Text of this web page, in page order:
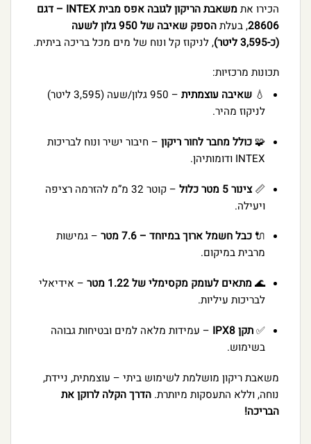
הכירו את
משאבת הריקון לגובה אפס מבית INTEX – דגם
28606, בעלת
הספק שאיבה של 950 גלון לשעה
(כ-3,595 ליטר)
, לניקוז קל ונוח של מים מכל בריכה ביתית.
תכונות מרכזיות:
💧 שאיבה עוצמתית
– 950 גלון/שעה (3,595 ליטר)
לניקוז מהיר.
🧩 כולל מחבר לחור ריקון– חיבור ישיר ונוח לבריכות
INTEX ודומותיהן.
📏צינור 5 מטר כלול
– קוטר 32 מ”מ להזרמה רציפה
ויעילה.
🔌 כבל חשמל ארוך במיוחד – 7.6 מטר
– גמישות
מרבית במיקום.
🌊מתאים לעומק מקסימלי של 1.22 מטר
– אידיאלי
לבריכות עיליות.
✅תקן IPX8
– עמידות מלאה למים ובטיחות גבוהה
בשימוש.
משאבת ריקון מושלמת לשימוש ביתי – עוצמתית, ניידת,
נוחה, וללא התעסקות מיותרת. הדרך הקלה לרוקן את
הבריכה!